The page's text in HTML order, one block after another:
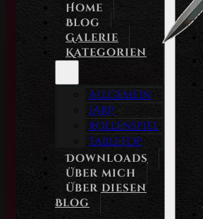
Home
Blog
Galerie
Kategorien
Allgemein
LARP
Rollenspiel
Tabletop
Downloads
Über mich
Über diesen
Blog